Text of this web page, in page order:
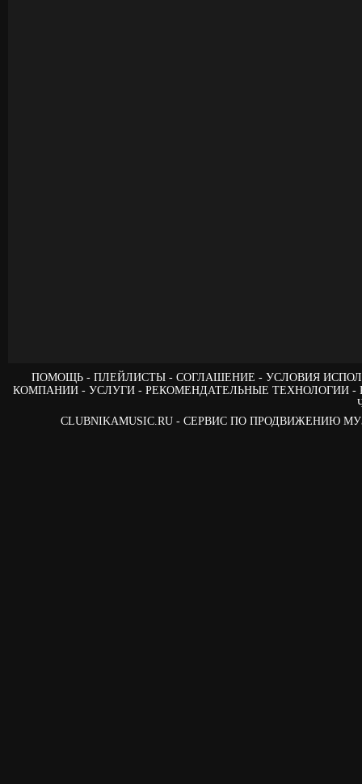
ПОМОЩЬ ПЛЕЙЛИСТЫ СОГЛАШЕНИЕ
УСЛОВИЯ
КОМПАНИИ
УСЛУГИ РЕКОМЕНДАТЕЛЬНЫЕ ТЕХНОЛОГИИ
CLUBNIKAMUSIC.RU - СЕРВИС ПО ПРОДВИЖЕНИЮ